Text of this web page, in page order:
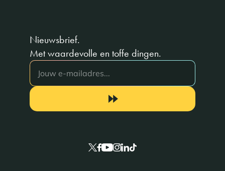
Nieuwsbrief.
Met waardevolle en toffe dingen.